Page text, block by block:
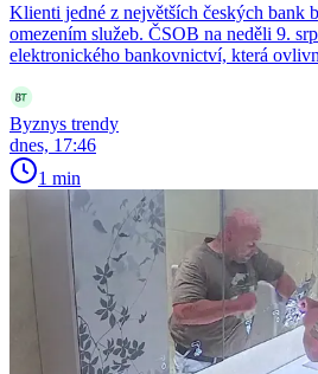
Klienti jedné z největších českých bank
omezením služeb. ČSOB na neděli 9.
elektronického bankovnictví, která
Byznys trendy
dnes, 17:46
1 min